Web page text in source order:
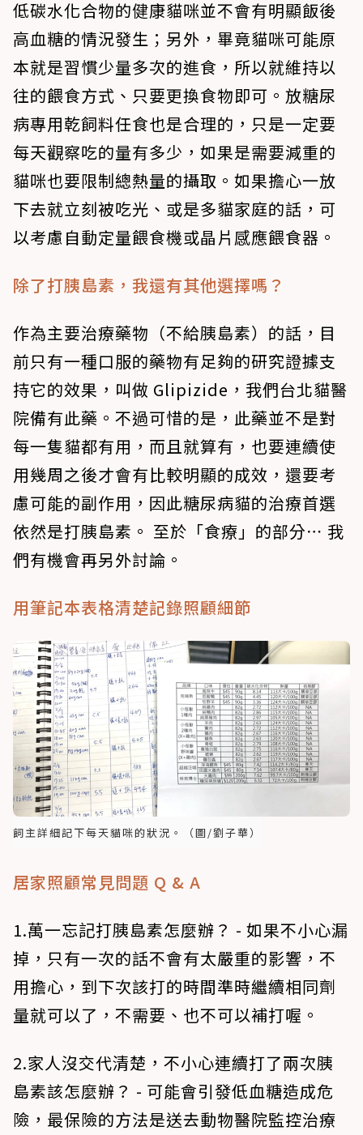
低碳水化合物的健康貓咪並不會有明顯飯後
高血糖的情況發生；另外，畢竟貓咪可能原
本就是習慣少量多次的進食，所以就維持以
往的餵食方式、只要更換食物即可。放糖尿
病專用乾飼料任食也是合理的，只是一定要
每天觀察吃的量有多少，如果是需要減重的
貓咪也要限制總熱量的攝取。如果擔心一放
下去就立刻被吃光、或是多貓家庭的話，可
以考慮自動定量餵食機或晶片感應餵食器。
除了打胰島素，我還有其他選擇嗎？
作為主要治療藥物（不給胰島素）的話，目
前只有一種口服的藥物有足夠的研究證據支
持它的效果，叫做 Glipizide，我們台北貓醫
院備有此藥。不過可惜的是，此藥並不是對
每一隻貓都有用，而且就算有，也要連續使
用幾周之後才會有比較明顯的成效，還要考
慮可能的副作用，因此糖尿病貓的治療首選
依然是打胰島素。 至於「食療」的部分⋯ 我
們有機會再另外討論。
用筆記本表格清楚記錄照顧細節
飼主詳細記下每天貓咪的狀況。（圖/劉子華）
居家照顧常見問題 Q & A
1.萬一忘記打胰島素怎麼辦？ - 如果不小心漏
掉，只有一次的話不會有太嚴重的影響，不
用擔心，到下次該打的時間準時繼續相同劑
量就可以了，不需要、也不可以補打喔。
2.家人沒交代清楚，不小心連續打了兩次胰
島素該怎麼辦？ - 可能會引發低血糖造成危
險，最保險的方法是送去動物醫院監控治療